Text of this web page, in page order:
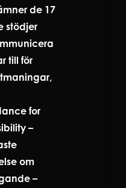
de 17
stödjer
till för
for
–
om
–